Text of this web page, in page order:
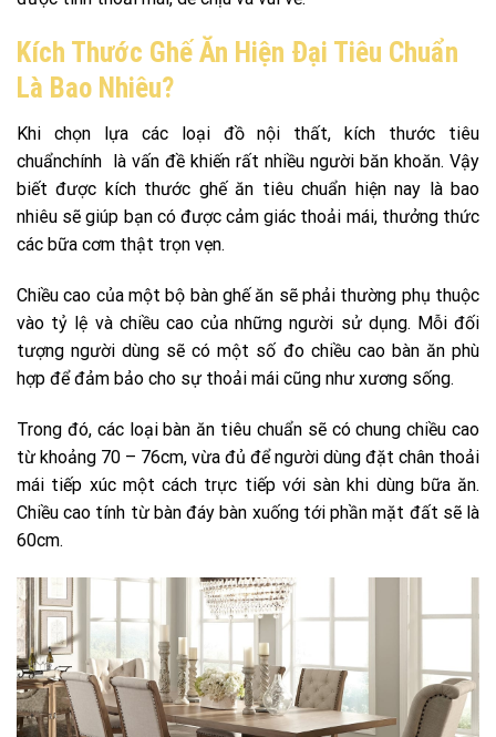
Kích Thước Ghế Ăn Hiện Đại Tiêu Chuẩn
Là Bao Nhiêu?
Khi chọn lựa các loại đồ nội thất, kích thước tiêu
chuẩnchính là vấn đề khiến rất nhiều người băn khoăn. Vậy
biết được kích thước ghế ăn tiêu chuẩn hiện nay là bao
nhiêu sẽ giúp bạn có được cảm giác thoải mái, thưởng thức
các bữa cơm thật trọn vẹn.
Chiều cao của một bộ bàn ghế ăn sẽ phải thường phụ thuộc
vào tỷ lệ và chiều cao của những người sử dụng. Mỗi đối
tượng người dùng sẽ có một số đo chiều cao bàn ăn phù
hợp để đảm bảo cho sự thoải mái cũng như xương sống.
Trong đó, các loại bàn ăn tiêu chuẩn sẽ có chung chiều cao
từ khoảng 70 – 76cm, vừa đủ để người dùng đặt chân thoải
mái tiếp xúc một cách trực tiếp với sàn khi dùng bữa ăn.
Chiều cao tính từ bàn đáy bàn xuống tới phần mặt đất sẽ là
60cm.